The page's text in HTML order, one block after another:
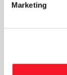
Marketing
Læs